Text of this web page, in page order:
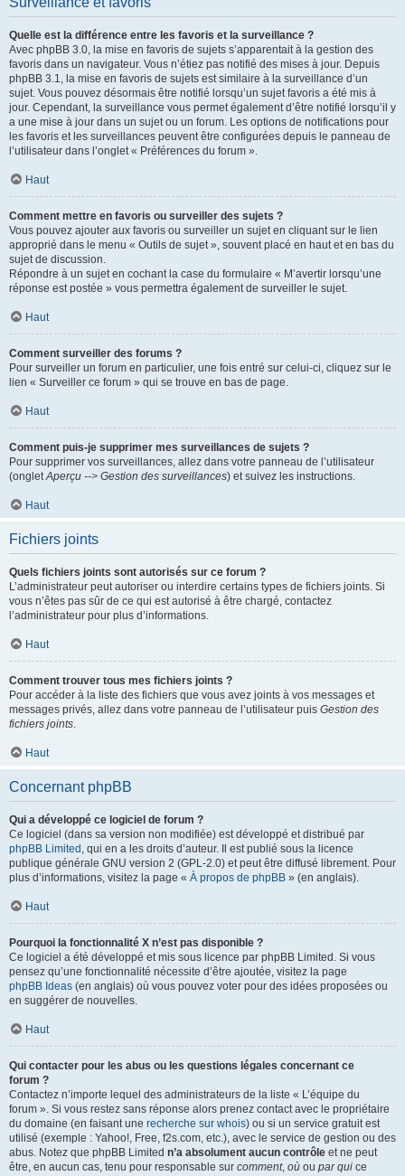
Quelle est la différence entre les favoris et la surveillance ?
Avec phpBB 3.0, la mise en favoris de sujets s’apparentait à la gestion des
favoris dans un navigateur. Vous n’étiez pas notifié des mises à jour. Depuis
phpBB 3.1, la mise en favoris de sujets est similaire à la surveillance d’un
sujet. Vous pouvez désormais être notifié lorsqu’un sujet favoris a été mis à
jour. Cependant, la surveillance vous permet également d’être notifié lorsqu’il y
a une mise à jour dans un sujet ou un forum. Les options de notifications pour
les favoris et les surveillances peuvent être configurées depuis le panneau de
l’utilisateur dans l’onglet « Préférences du forum ».
Haut
Comment mettre en favoris ou surveiller des sujets ?
Vous pouvez ajouter aux favoris ou surveiller un sujet en cliquant sur le lien
approprié dans le menu « Outils de sujet », souvent placé en haut et en bas du
sujet de discussion.
Répondre à un sujet en cochant la case du formulaire « M’avertir lorsqu’une
réponse est postée » vous permettra également de surveiller le sujet.
Haut
Comment surveiller des forums ?
Pour surveiller un forum en particulier, une fois entré sur celui-ci, cliquez sur le
lien « Surveiller ce forum » qui se trouve en bas de page.
Haut
Comment puis-je supprimer mes surveillances de sujets ?
Pour supprimer vos surveillances, allez dans votre panneau de l’utilisateur
(ongletAperçu --> Gestion des surveillances) et suivez les instructions.
Haut
Fichiers joints
Quels fichiers joints sont autorisés sur ce forum ?
L’administrateur peut autoriser ou interdire certains types de fichiers joints. Si
vous n’êtes pas sûr de ce qui est autorisé à être chargé, contactez
l’administrateur pour plus d’informations.
Haut
Comment trouver tous mes fichiers joints ?
Pour accéder à la liste des fichiers que vous avez joints à vos messages et
messages privés, allez dans votre panneau de l’utilisateur puis Gestion des
fichiers joints.
Haut
Concernant phpBB
Qui a développé ce logiciel de forum ?
Ce logiciel (dans sa version non modifiée) est développé et distribué par
phpBB Limited , qui en a les droits d’auteur. Il est publié sous la licence
publique générale GNU version 2 (GPL-2.0) et peut être diffusé librement. Pour
plus d’informations, visitez la page « À propos de phpBB » (en anglais).
Haut
Pourquoi la fonctionnalité X n’est pas disponible ?
Ce logiciel a été développé et mis sous licence par phpBB Limited. Si vous
pensez qu’une fonctionnalité nécessite d’être ajoutée, visitez la page
phpBB Ideas (en anglais) où vous pouvez voter pour des idées proposées ou
en suggérer de nouvelles.
Haut
Qui contacter pour les abus ou les questions légales concernant ce
forum ?
Contactez n’importe lequel des administrateurs de la liste « L’équipe du
forum ». Si vous restez sans réponse alors prenez contact avec le propriétaire
du domaine (en faisant une recherche sur whois) ou si un service gratuit est
utilisé (exemple : Yahoo!, Free, f2s.com, etc.), avec le service de gestion ou des
abus. Notez que phpBB Limited n’a absolument aucun contrôle et ne peut
être, en aucun cas, tenu pour responsable sur comment, où ou par qui ce